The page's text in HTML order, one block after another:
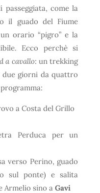
come la
il guado del Fiume
orario “pigro” e la
Ecco perchè si
a cavallo: un trekking
giorni da quattro
a Costa del Grillo
Perduca per un
verso Perino, guado
sul ponte) e salita
Armelio sino a Gavi